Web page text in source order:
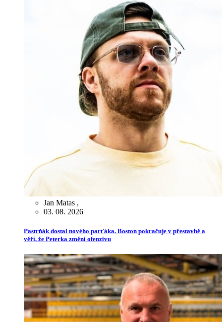
Jan Matas ,
03. 08. 2026
Pastrňák dostal nového parťáka. Boston pokračuje v přestavbě a
věří, že Peterka změní ofenzivu